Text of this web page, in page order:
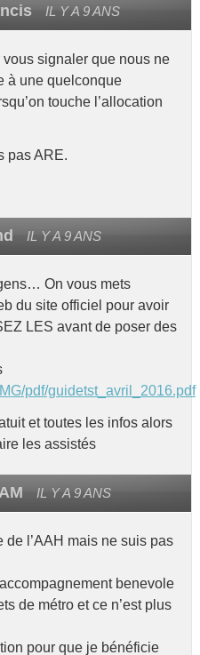
IL Y A 9 ANS
vous signaler que nous ne
à une quelconque
touche l’allocation
pas ARE.
IL Y A 9 ANS
On vous mets
du site officiel pour avoir
LES avant de poser des
pdf/guidetst_avril_2016.pdf
et toutes les infos alors
les assistés
IL Y A 9 ANS
de l’AAH mais ne suis pas
benevole
de métro et ce n’est plus
pour que je bénéficie